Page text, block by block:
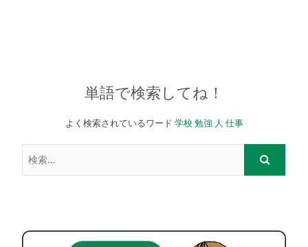
単語で検索してね！
よく検索されているワード 学校 勉強 人 仕事